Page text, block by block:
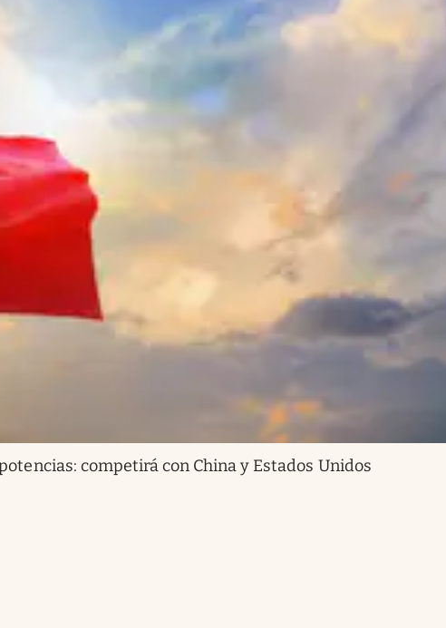
competirá con China y Estados Unidos